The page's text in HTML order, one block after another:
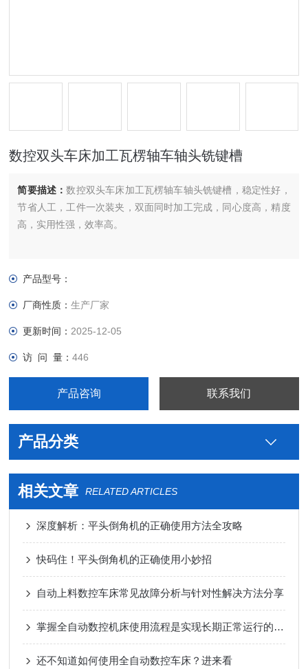
数控双头车床加工瓦楞轴车轴头铣键槽
简要描述：数控双头车床加工瓦楞轴车轴头铣键槽，稳定性好，
节省人工，工件一次装夹，双面同时加工完成，同心度高，精度
高，实用性强，效率高。
产品型号：
厂商性质：生产厂家
更新时间： 2025-12-05
访 问 量：446
产品咨询 联系我们
产品分类
相关文章 RELATED ARTICLES
深度解析：平头倒角机的正确使用方法全攻略
快码住！平头倒角机的正确使用小妙招
自动上料数控车床常见故障分析与针对性解决方法分享
掌握全自动数控机床使用流程是实现长期正常运行的根本保障
还不知道如何使用全自动数控车床？进来看